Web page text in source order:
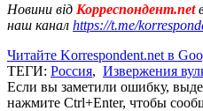
Новини від Корреспондент.net
наш канал https://t.me/
Читайте Korrespondent.net в
ТЕГИ: Россия, Извержения
Если вы заметили ошибку,
нажмите Ctrl+Enter, чтобы